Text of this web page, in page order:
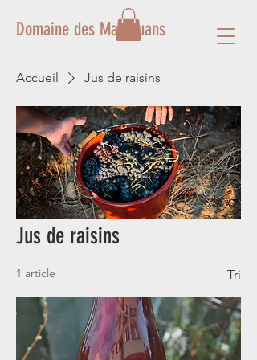
Domaine des Mathouans
Accueil Jus de raisins
Jus de raisins
1 article Tri